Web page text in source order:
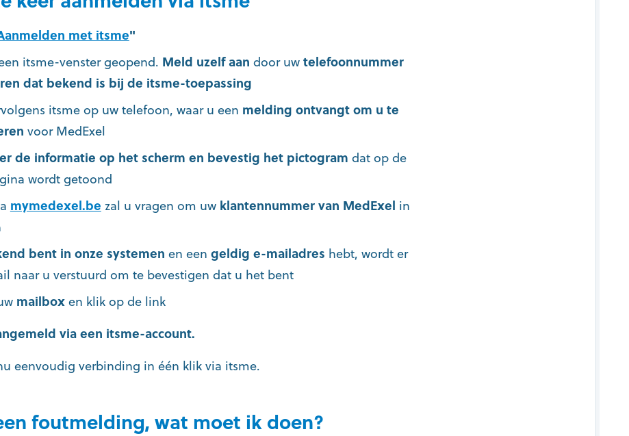
met itsme"
itsme-venster geopend. Meld uzelf aan door uwtelefoonnummer
dat bekend is bij de itsme-toepassing
itsme op uw telefoon, waar u een melding ontvangt om u te
voor MedExel
de informatie op het scherm en bevestig het pictogram dat op de
wordt getoond
mymedexel.be zal u vragen om uw klantennummer van MedExel in
bent in onze systemen en een geldig e-mailadres hebt, wordt er
naar u verstuurd om te bevestigen dat u het bent
mailboxen klik op de link
via een itsme-account.
eenvoudig verbinding in één klik via itsme.
foutmelding, wat moet ik doen?